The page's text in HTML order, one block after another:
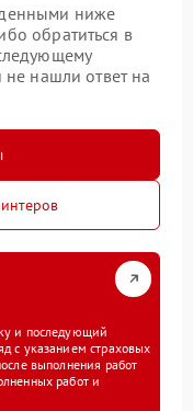
ниже
обратиться в
не нашли ответ на
и последующий
с указанием страховых
выполнения работ
работ и